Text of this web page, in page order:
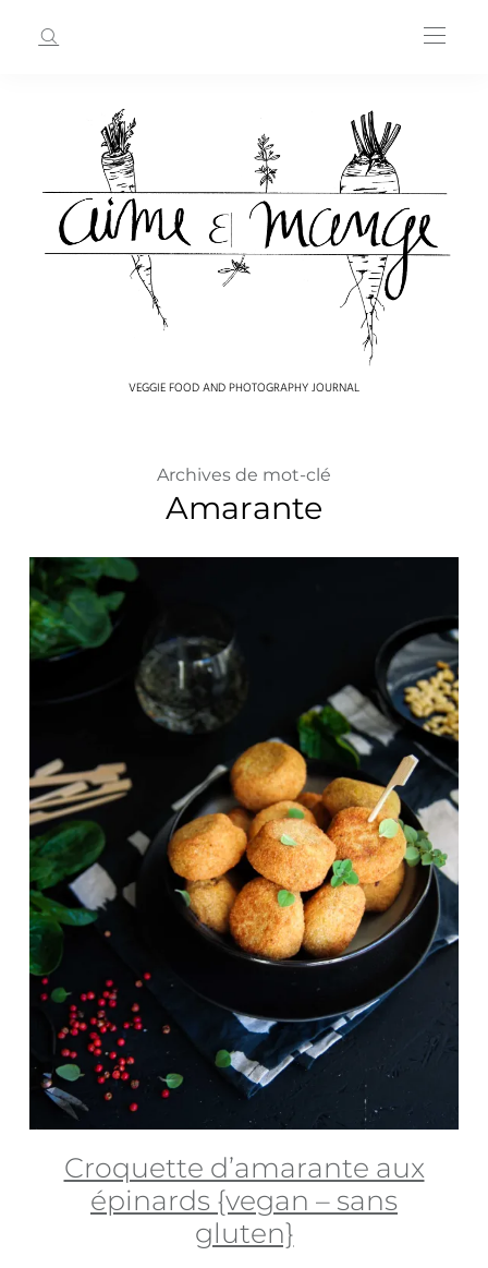
VEGGIE FOOD AND PHOTOGRAPHY JOURNAL
Archives de mot-clé
Amarante
Croquette d’amarante aux
épinards {vegan – sans
gluten}